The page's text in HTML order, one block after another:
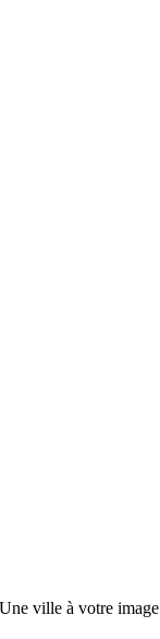
ville à votre image